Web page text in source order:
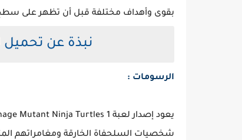
بقوى وأهداف مختلفة قبل أن تظهر على سطح
نبذة عن تحميل لعبة
الرسومات :
شخصيات السلحفاة الخارقة ومغامراتهم